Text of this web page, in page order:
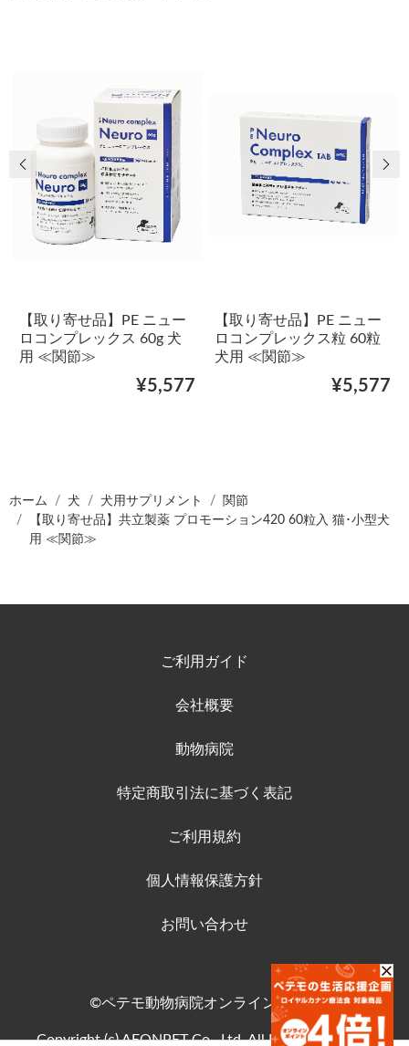
【取り寄せ品】PE ニュー
ロコンプレックス 60g 犬
用 ≪関節≫
¥5,577
【取り寄せ品】PE ニュー
ロコンプレックス粒 60粒
犬用 ≪関節≫
¥5,577
前の画像 次
ホーム 犬 犬用サプリメント
関節
【取り寄せ品】共立製薬 プロモーション420 60粒入 猫･小型犬
用 ≪関節≫
ご利用ガイド
会社概要
動物病院
特定商取引法に基づく表記
ご利用規約
個人情報保護方針
お問い合わせ
©ペテモ動物病院オンラインストア
Copyright (c) AEONPET Co., Ltd. All Rights Reserved.